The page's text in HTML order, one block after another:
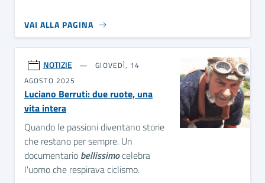
VAI ALLA PAGINA
NOTIZIE
GIOVEDÌ, 14
AGOSTO 2025
Luciano Berruti: due ruote, una
vita intera
Quando le passioni diventano storie
che restano per sempre. Un
documentario bellissimocelebra
l'uomo che respirava ciclismo.